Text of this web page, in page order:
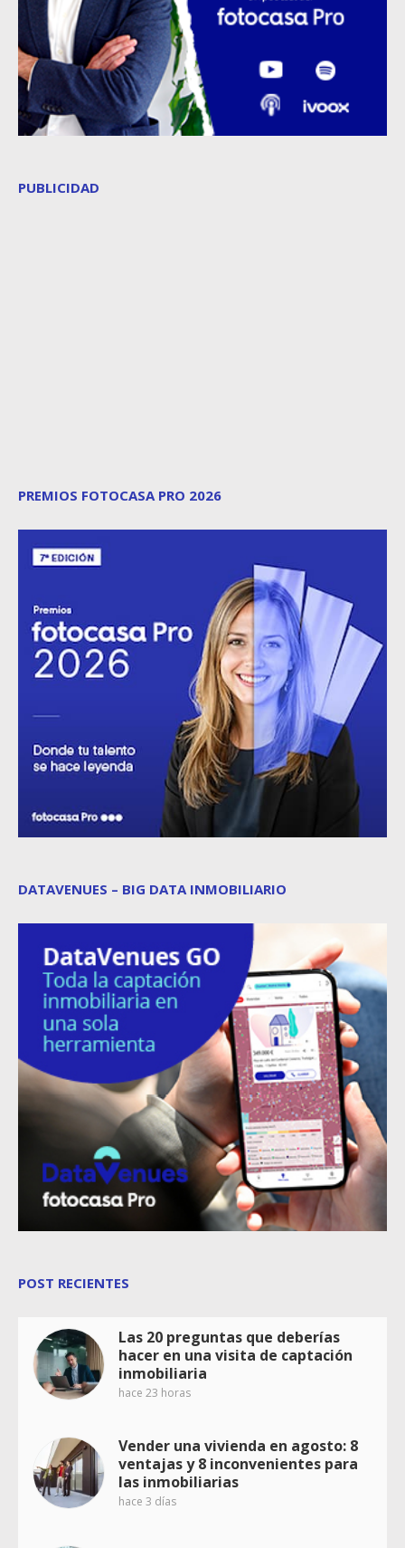
PUBLICIDAD
PREMIOS FOTOCASA PRO 2026
DATAVENUES – BIG DATA INMOBILIARIO
POST RECIENTES
Las 20 preguntas que deberías
hacer en una visita de captación
inmobiliaria
hace 23 horas
Vender una vivienda en agosto: 8
ventajas y 8 inconvenientes para
las inmobiliarias
hace 3 días